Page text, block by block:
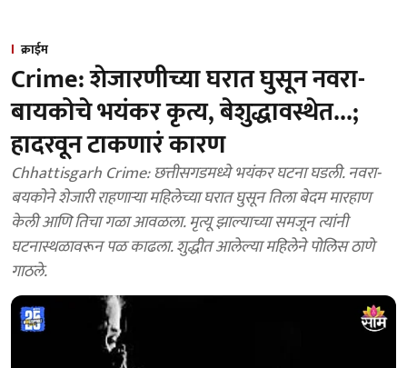
क्राईम
Crime: शेजारणीच्या घरात घुसून नवरा-
बायकोचे भयंकर कृत्य, बेशुद्धावस्थेत...;
हादरवून टाकणारं कारण
Chhattisgarh Crime: छत्तीसगडमध्ये भयंकर घटना घडली. नवरा-
बयकोने शेजारी राहणाऱ्या महिलेच्या घरात घुसून तिला बेदम मारहाण
केली आणि तिचा गळा आवळला. मृत्यू झाल्याच्या समजून त्यांनी
घटनास्थळावरून पळ काढला. शुद्धीत आलेल्या महिलेने पोलिस ठाणे
गाठले.